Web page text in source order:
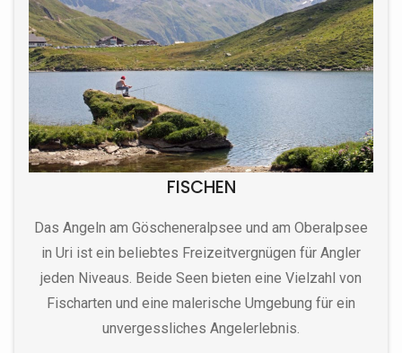
FISCHEN
Das Angeln am Göscheneralpsee und am Oberalpsee
in Uri ist ein beliebtes Freizeitvergnügen für Angler
jeden Niveaus. Beide Seen bieten eine Vielzahl von
Fischarten und eine malerische Umgebung für ein
unvergessliches Angelerlebnis.